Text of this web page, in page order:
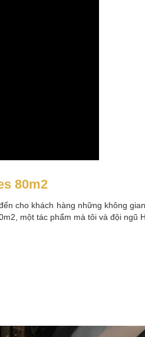
80m2
cho khách hàng những không
một tác phẩm mà tôi và đội ngũ